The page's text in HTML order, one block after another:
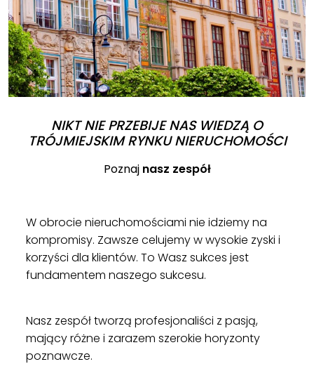
NIKT NIE PRZEBIJE NAS WIEDZĄ O
TRÓJMIEJSKIM RYNKU NIERUCHOMOŚCI
Poznaj nasz zespół
W obrocie nieruchomościami nie idziemy na
kompromisy. Zawsze celujemy w wysokie zyski i
korzyści dla klientów. To Wasz sukces jest
fundamentem naszego sukcesu.
Nasz zespół tworzą profesjonaliści z pasją,
mający różne i zarazem szerokie horyzonty
poznawcze.